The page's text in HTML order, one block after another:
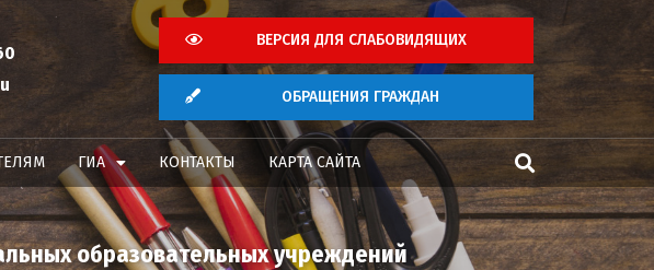
ВЕРСИЯ ДЛЯ СЛАБОВИДЯЩИХ
ОБРАЩЕНИЯ ГРАЖДАН
ГИА КОНТАКТЫ КАРТА САЙТА
образовательных учреждений